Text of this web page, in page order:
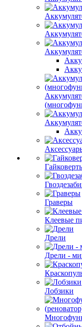
Граверы
Клеевые
Дрели
Дрели -
Лобзики